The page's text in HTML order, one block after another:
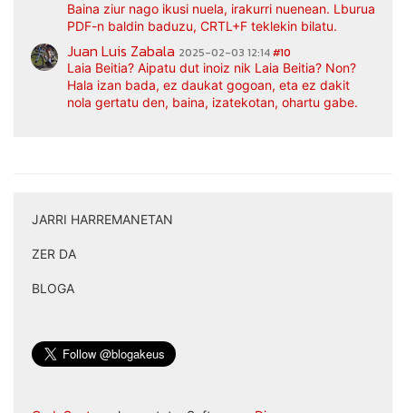
Baina ziur nago ikusi nuela, irakurri nuenean. Lburua
PDF-n baldin baduzu, CRTL+F teklekin bilatu.
Juan Luis Zabala 2025-02-03 12:14#10
Laia Beitia? Aipatu dut inoiz nik Laia Beitia? Non?
Hala izan bada, ez daukat gogoan, eta ez dakit
nola gertatu den, baina, izatekotan, ohartu gabe.
JARRI HARREMANETAN
ZER DA
BLOGA